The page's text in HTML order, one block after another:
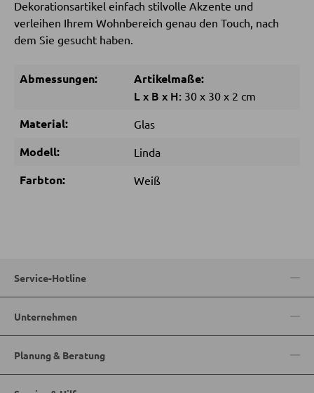
Sitzhocker
Poufs
SCHLAFEN
Einzelbetten
MATRATZEN SHOP
Dekorationsartikel einfach stilvolle Akzente und
verleihen Ihrem Wohnbereich genau den Touch, nach
dem Sie gesucht haben.
Abmessungen: Artikelmaße:
Lx B x H: 30 x 30 x 2 cm
Material: Glas
Modell: Linda
Farbton: Weiß
Service-Hotline
Unternehmen
Planung & Beratung